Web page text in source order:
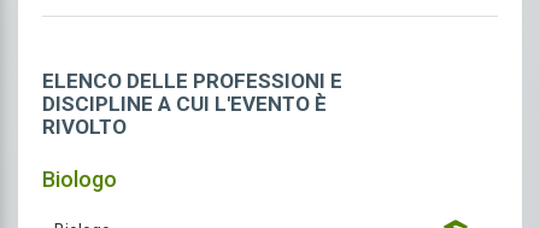
ELENCO DELLE PROFESSIONI E
DISCIPLINE A CUI L'EVENTO È
RIVOLTO
Biologo